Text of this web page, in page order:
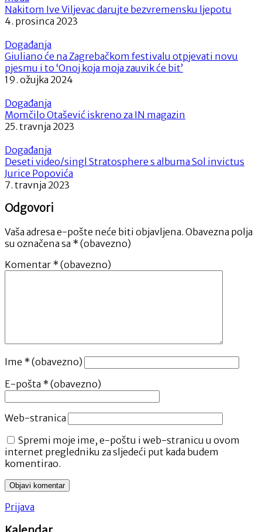
Nakitom Ive Viljevac darujte bezvremensku ljepotu
4. prosinca 2023
Događanja
Giuliano će na Zagrebačkom festivalu otpjevati novu
pjesmu i to ‘Onoj koja moja zauvik će bit’
19. ožujka 2024
Događanja
Momčilo Otašević iskreno za IN magazin
25. travnja 2023
Događanja
Deseti video/singl Stratosphere s albuma Sol invictus
Jurice Popovića
7. travnja 2023
Odgovori
Vaša adresa e-pošte neće biti objavljena. Obavezna polja
su označena sa * (obavezno)
Komentar * (obavezno)
Ime * (obavezno)
E-pošta * (obavezno)
Web-stranica
Spremi moje ime, e-poštu i web-stranicu u ovom
internet pregledniku za sljedeći put kada budem
komentirao.
Prijava